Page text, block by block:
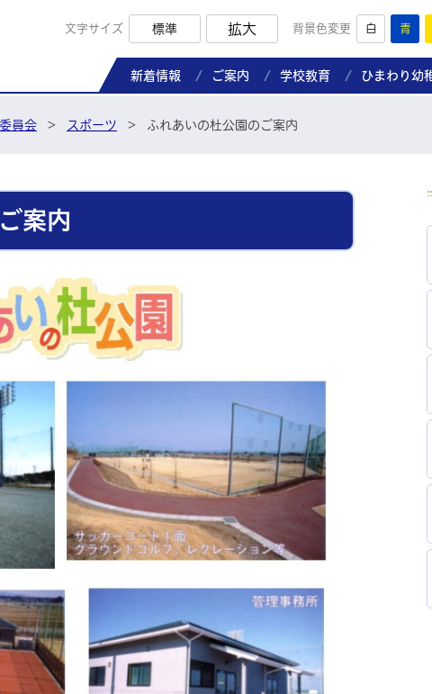
那珂市教育委員会ホームページ
文字サイズ 標準 拡大 背景色変更 白 青
新着情報 ご案内 学校教育 ひまわり幼
員会 > スポーツ > ふれあいの杜公園のご案内
案内